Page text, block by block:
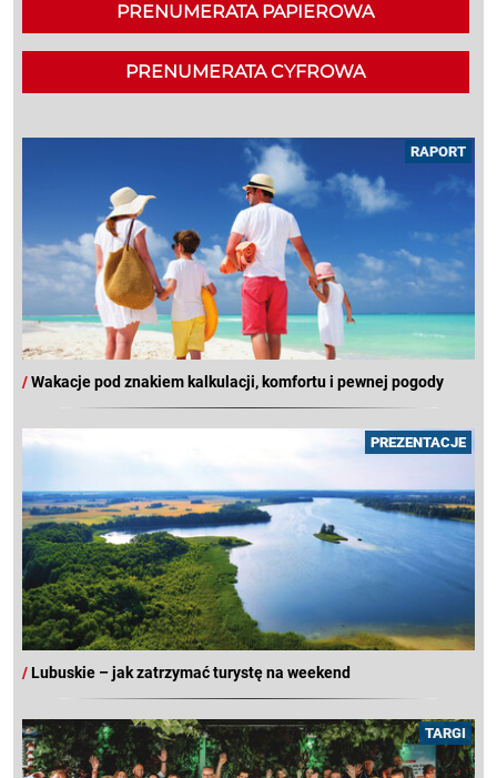
PRENUMERATA PAPIEROWA
PRENUMERATA CYFROWA
RAPORT
/Wakacje pod znakiem kalkulacji, komfortu i pewnej pogody
PREZENTACJE
/Lubuskie – jak zatrzymać turystę na weekend
TARGI